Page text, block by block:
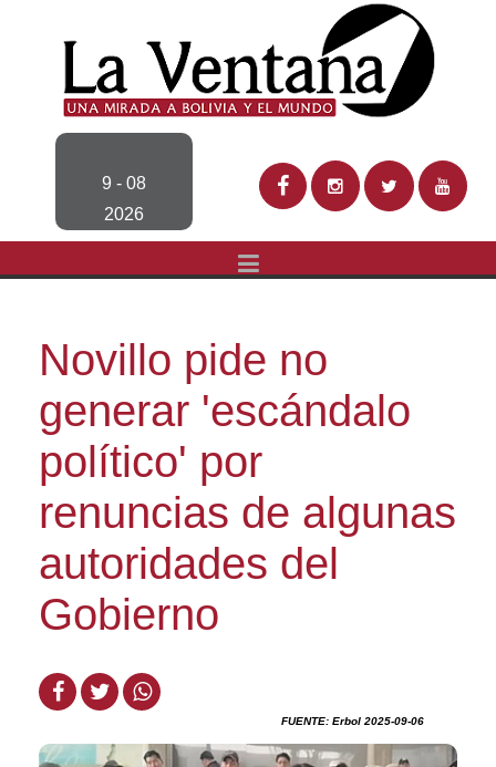
9 - 08
2026
Novillo pide no
generar 'escándalo
político' por
renuncias de algunas
autoridades del
Gobierno
FUENTE: Erbol 2025-09-06